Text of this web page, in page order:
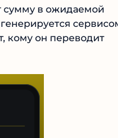
пара не
сделать депозит, то
сумму в ожидаемой
сервисом
4.9
ROI, честная